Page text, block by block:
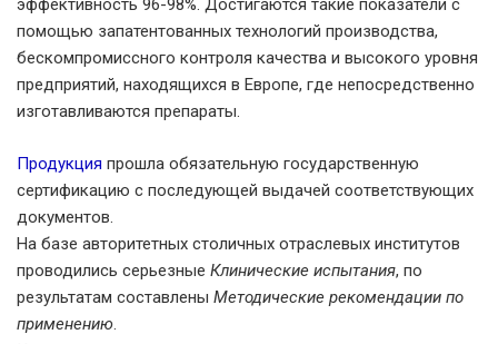
эффективность 96-98%. Достигаются такие показатели с
помощью запатентованных технологий производства,
бескомпромиссного контроля качества и высокого уровня
предприятий, находящихся в Европе, где непосредственно
изготавливаются препараты.
Продукция прошла обязательную государственную
сертификацию с последующей выдачей соответствующих
документов.
На базе авторитетных столичных отраслевых институтов
проводились серьезные Клинические испытания, по
результатам составлены Методические рекомендации по
применению